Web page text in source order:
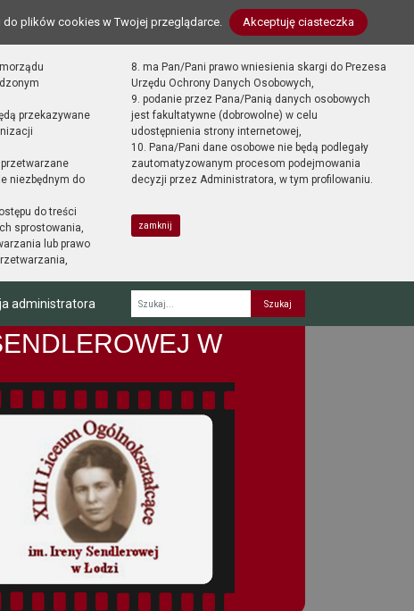
plików cookies w Twojej przeglądarce. Akceptuję ciasteczka
przekazywane
niezbędnym do
do treści
sprostowania,
lub prawo
8. ma Pan/Pani prawo wniesienia skargi do Prezesa
Urzędu Ochrony Danych Osobowych,
9. podanie przez Pana/Panią danych osobowych
jest fakultatywne (dobrowolne) w celu
udostępnienia strony internetowej,
10. Pana/Pani dane osobowe nie będą podlegały
zautomatyzowanym procesom podejmowania
decyzji przez Administratora, w tym profilowaniu.
zamknij
administratora
Fraza
W